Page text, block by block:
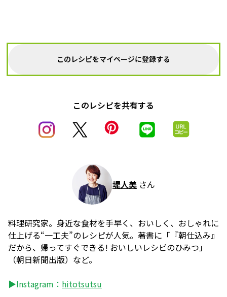
このレシピをマイページに登録する
このレシピを共有する
堤人美 さん
料理研究家。身近な食材を手早く、おいしく、おしゃれに
仕上げる“一工夫”のレシピが人気。著書に「『朝仕込み』
だから、帰ってすぐできる! おいしいレシピのひみつ」
（朝日新聞出版）など。
▶Instagram： hitotsutsu